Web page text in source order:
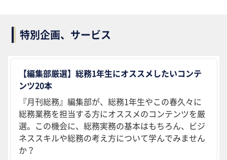
特別企画、サービス
【編集部厳選】総務1年生にオススメしたいコンテ
ンツ20本
『月刊総務』編集部が、総務1年生やこの春久々に
総務業務を担当する方にオススメのコンテンツを厳
選。この機会に、総務実務の基本はもちろん、ビジ
ネススキルや総務の考え方について学んでみません
か？